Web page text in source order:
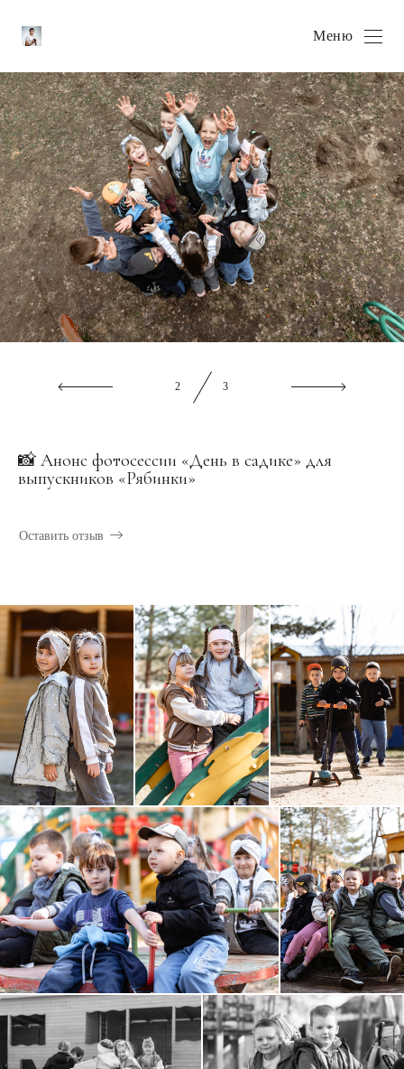
Меню
2 3
📸 Анонс фотосессии «День в садике» для
выпускников «Рябинки»
Оставить отзыв